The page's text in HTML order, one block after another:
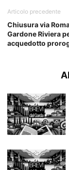
Articolo precedente
Chiusura via
Gardone Riviera
acquedotto